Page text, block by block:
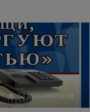
33 просмотров